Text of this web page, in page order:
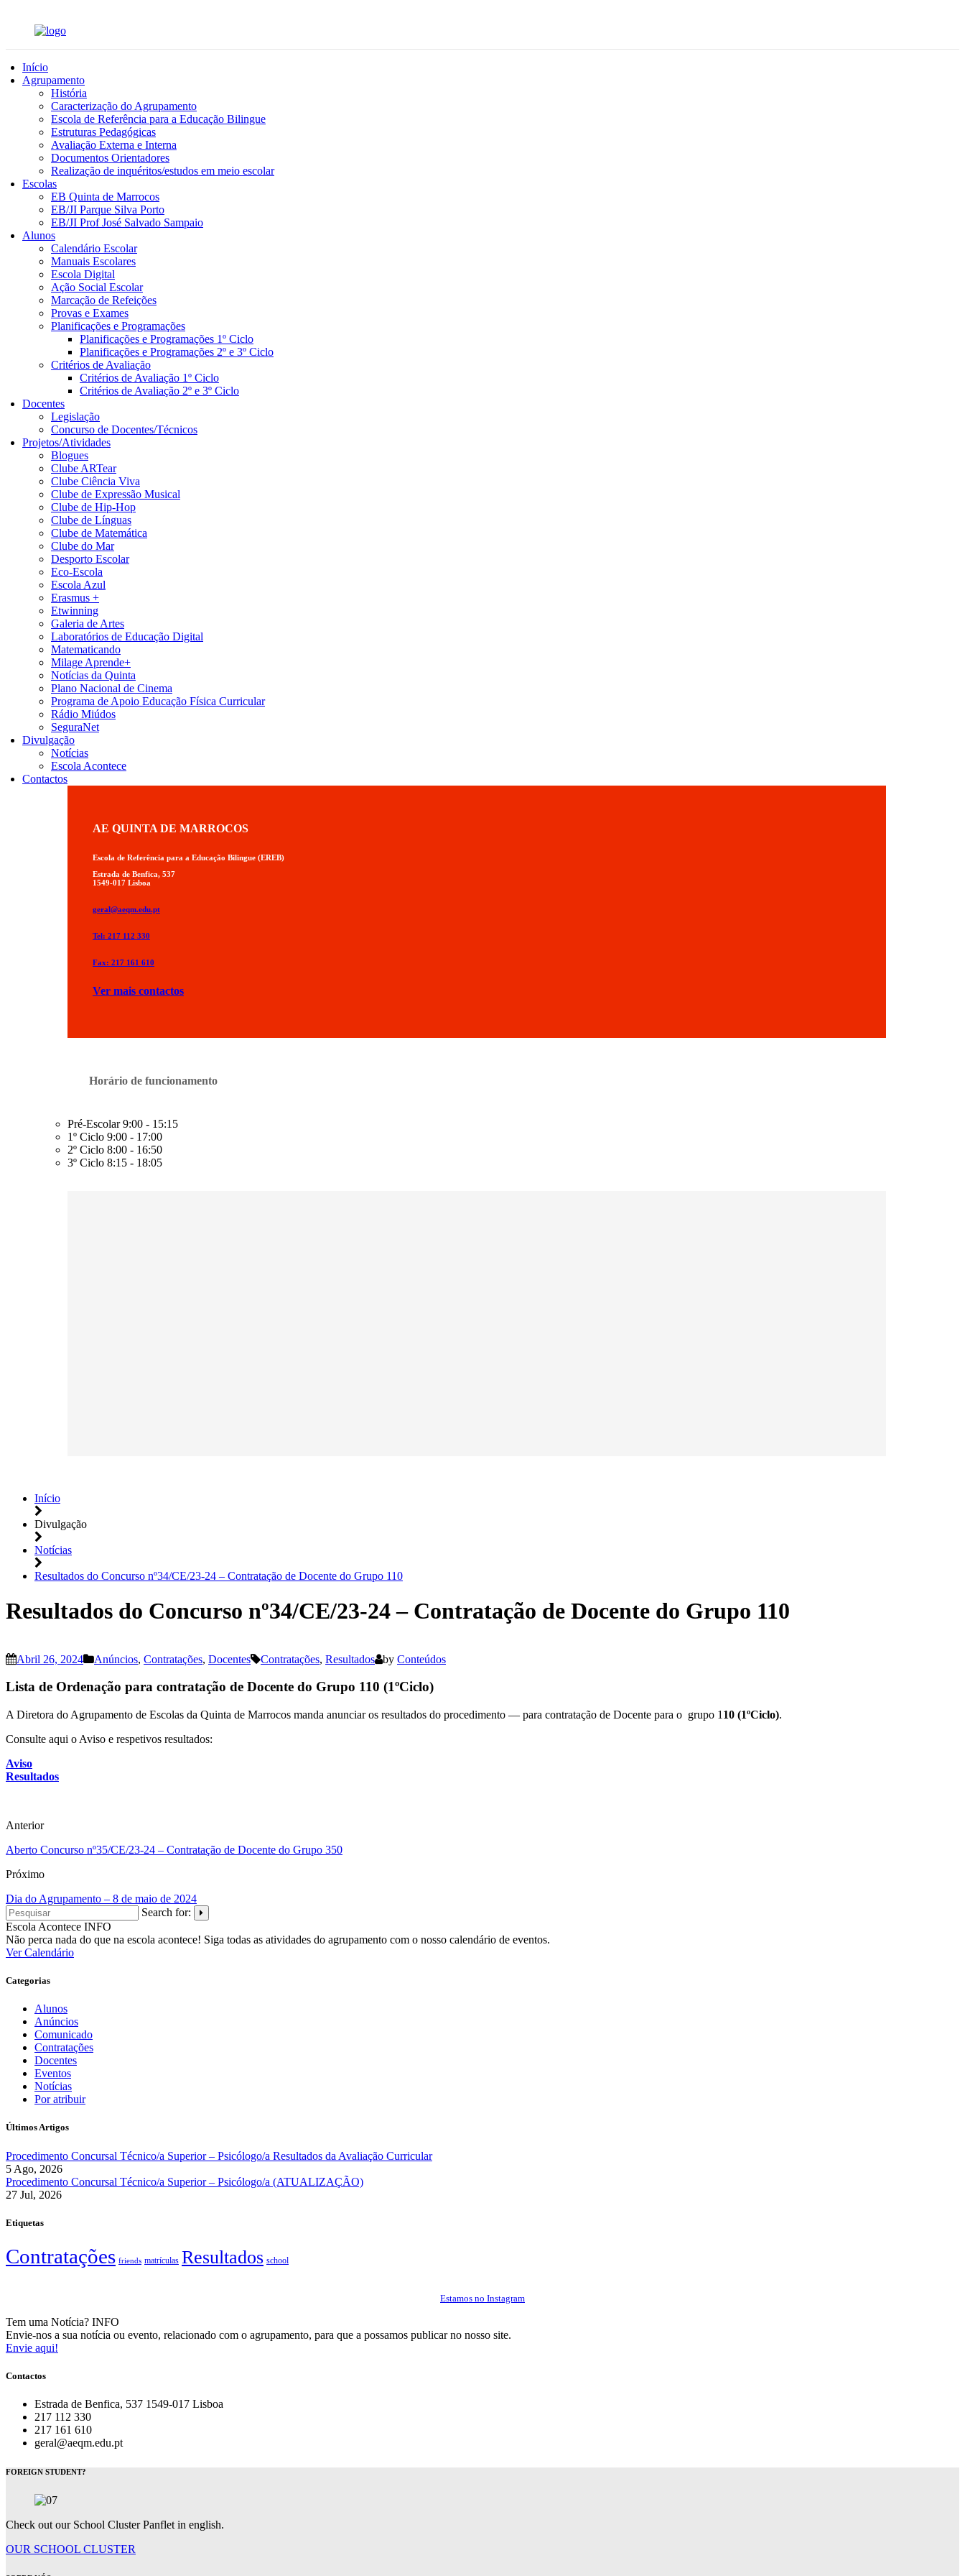
Início
Agrupamento
História
Caracterização do Agrupamento
Escola de Referência para a Educação Bilingue
Estruturas Pedagógicas
Avaliação Externa e Interna
Documentos Orientadores
Realização de inquéritos/estudos em meio escolar
Escolas
EB Quinta de Marrocos
EB/JI Parque Silva Porto
EB/JI Prof José Salvado Sampaio
Alunos
Calendário Escolar
Manuais Escolares
Escola Digital
Ação Social Escolar
Marcação de Refeições
Provas e Exames
Planificações e Programações
Planificações e Programações 1º Ciclo
Planificações e Programações 2º e 3º Ciclo
Critérios de Avaliação
Critérios de Avaliação 1º Ciclo
Critérios de Avaliação 2º e 3º Ciclo
Docentes
Legislação
Concurso de Docentes/Técnicos
Projetos/Atividades
Blogues
Clube ARTear
Clube Ciência Viva
Clube de Expressão Musical
Clube de Hip-Hop
Clube de Línguas
Clube de Matemática
Clube do Mar
Desporto Escolar
Eco-Escola
Escola Azul
Erasmus +
Etwinning
Galeria de Artes
Laboratórios de Educação Digital
Matematicando
Milage Aprende+
Notícias da Quinta
Plano Nacional de Cinema
Programa de Apoio Educação Física Curricular
Rádio Miúdos
SeguraNet
Divulgação
Notícias
Escola Acontece
Contactos
AE QUINTA DE MARROCOS
Escola de Referência para a Educação Bilingue (EREB)
Estrada de Benfica, 537
1549-017 Lisboa
geral@aeqm.edu.pt
Tel: 217 112 330
Fax: 217 161 610
Ver mais contactos
Horário de funcionamento
Pré-Escolar9:00 - 15:15
1º Ciclo 9:00 - 17:00
2º Ciclo 8:00 - 16:50
3º Ciclo 8:15 - 18:05
Início
Divulgação
Notícias
Resultados do Concurso nº34/CE/23-24 – Contratação de Docente do Grupo 110
Resultados do Concurso nº34/CE/23-24 – Contratação de Docente do Grupo 110
Abril 26, 2024 Anúncios, Contratações, Docentes Contratações, Resultados by Conteúdos
Lista de Ordenação para contratação de Docente do Grupo 110 (1ºCiclo)
A Diretora do Agrupamento de Escolas da Quinta de Marrocos manda anunciar os resultados do procedimento — para contratação de Docente para o grupo 1 10 (1ºCiclo).
Consulte aqui o Aviso e respetivos resultados:
Aviso
Resultados
Anterior
Aberto Concurso nº35/CE/23-24 – Contratação de Docente do Grupo 350
Próximo
Dia do Agrupamento – 8 de maio de 2024
Search for:
Escola Acontece INFO
Não perca nada do que na escola acontece! Siga todas as atividades do agrupamento com o nosso calendário de eventos.
Ver Calendário
Categorias
Alunos
Anúncios
Comunicado
Contratações
Docentes
Eventos
Notícias
Por atribuir
Últimos Artigos
Procedimento Concursal Técnico/a Superior – Psicólogo/a Resultados da Avaliação Curricular
5 Ago, 2026
Procedimento Concursal Técnico/a Superior – Psicólogo/a (ATUALIZAÇÃO)
27 Jul, 2026
Etiquetas
Contratações friends matrículas Resultados school
Estamos no Instagram
Tem uma Notícia? INFO
Envie-nos a sua notícia ou evento, relacionado com o agrupamento, para que a possamos publicar no nosso site.
Envie aqui!
Contactos
Estrada de Benfica, 537 1549-017 Lisboa
217 112 330
217 161 610
geral@aeqm.edu.pt
FOREIGN STUDENT?
Check out our School Cluster Panflet in english.
OUR SCHOOL CLUSTER